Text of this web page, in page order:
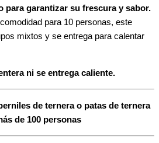
para garantizar su frescura y sabor.
para 10 personas, este
mixtos y se entrega para calentar
ni se entrega caliente.
de ternera o patas de ternera
de 100 personas